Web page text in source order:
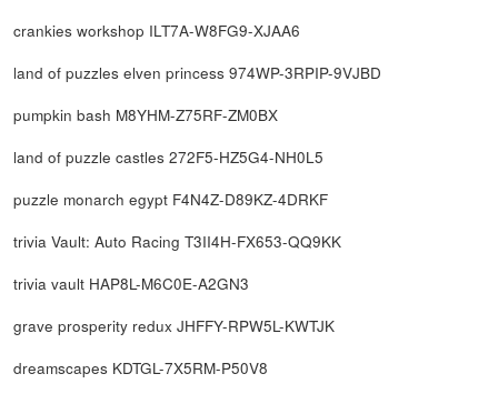
crankies workshop ILT7A-W8FG9-XJAA6
land of puzzles elven princess 974WP-3RPIP-9VJBD
pumpkin bash M8YHM-Z75RF-ZM0BX
land of puzzle castles 272F5-HZ5G4-NH0L5
puzzle monarch egypt F4N4Z-D89KZ-4DRKF
trivia Vault: Auto Racing T3II4H-FX653-QQ9KK
trivia vault HAP8L-M6C0E-A2GN3
grave prosperity redux JHFFY-RPW5L-KWTJK
dreamscapes KDTGL-7X5RM-P50V8